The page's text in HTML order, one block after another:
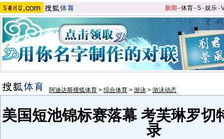
新闻 -体育-S-娱乐-
阿迪达斯搜狐体育 > 综合体育 > 游泳 > 游泳动态
美国短池锦标赛落幕 考芙琳罗切
录